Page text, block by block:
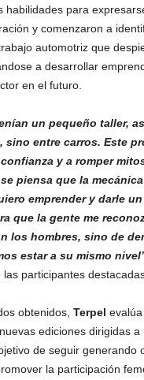
habilidades para
y comenzaron a
automotriz que
a desarrollar
en el futuro.
un pequeño taller,
sino entre carros. Este
y a romper
piensa que la
emprender y darle
que la gente me
los hombres, sino de
estar a su mismo
las participantes
obtenidos, Terpel
ediciones dirigidas a
de seguir generando
la participación